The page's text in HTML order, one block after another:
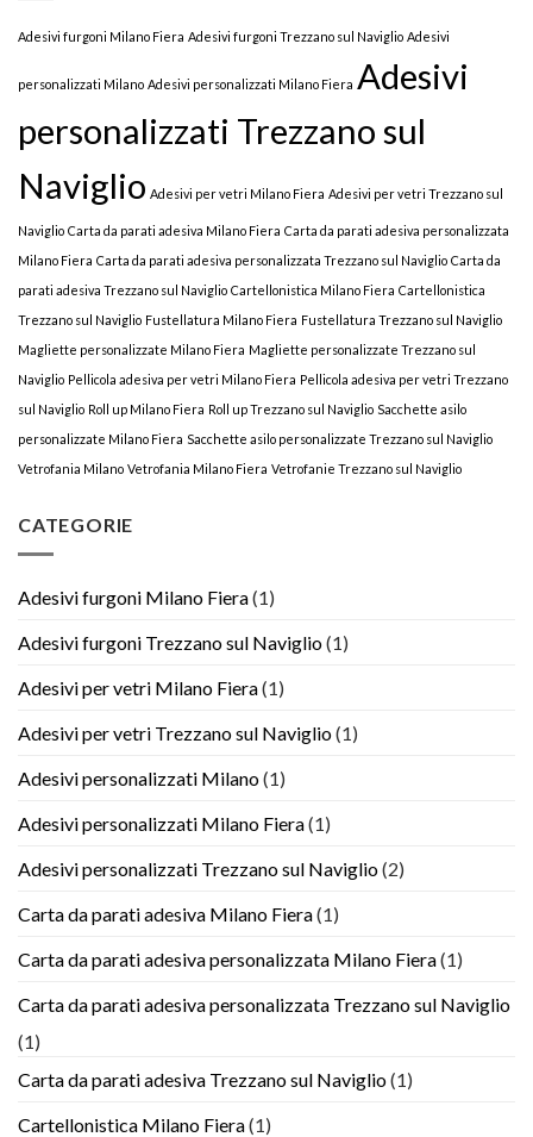
Adesivi furgoni Milano Fiera Adesivi furgoni Trezzano sul Naviglio Adesivi
personalizzati Milano Adesivi personalizzati Milano Fiera Adesivi
personalizzati Trezzano sul
Naviglio Adesivi per vetri Milano Fiera Adesivi per vetri Trezzano sul
Naviglio Carta da parati adesiva Milano Fiera Carta da parati adesiva personalizzata
Milano Fiera Carta da parati adesiva personalizzata Trezzano sul Naviglio Carta da
parati adesiva Trezzano sul Naviglio Cartellonistica Milano Fiera Cartellonistica
Trezzano sul Naviglio Fustellatura Milano Fiera Fustellatura Trezzano sul Naviglio
Magliette personalizzate Milano Fiera Magliette personalizzate Trezzano sul
Naviglio Pellicola adesiva per vetri Milano Fiera Pellicola adesiva per vetri Trezzano
sul Naviglio Roll up Milano Fiera Roll up Trezzano sul Naviglio Sacchette asilo
personalizzate Milano Fiera Sacchette asilo personalizzate Trezzano sul Naviglio
Vetrofania Milano Vetrofania Milano Fiera Vetrofanie Trezzano sul Naviglio
CATEGORIE
Adesivi furgoni Milano Fiera(1)
Adesivi furgoni Trezzano sul Naviglio(1)
Adesivi per vetri Milano Fiera(1)
Adesivi per vetri Trezzano sul Naviglio(1)
Adesivi personalizzati Milano(1)
Adesivi personalizzati Milano Fiera(1)
Adesivi personalizzati Trezzano sul Naviglio(2)
Carta da parati adesiva Milano Fiera(1)
Carta da parati adesiva personalizzata Milano Fiera(1)
Carta da parati adesiva personalizzata Trezzano sul Naviglio
(1)
Carta da parati adesiva Trezzano sul Naviglio(1)
Cartellonistica Milano Fiera(1)